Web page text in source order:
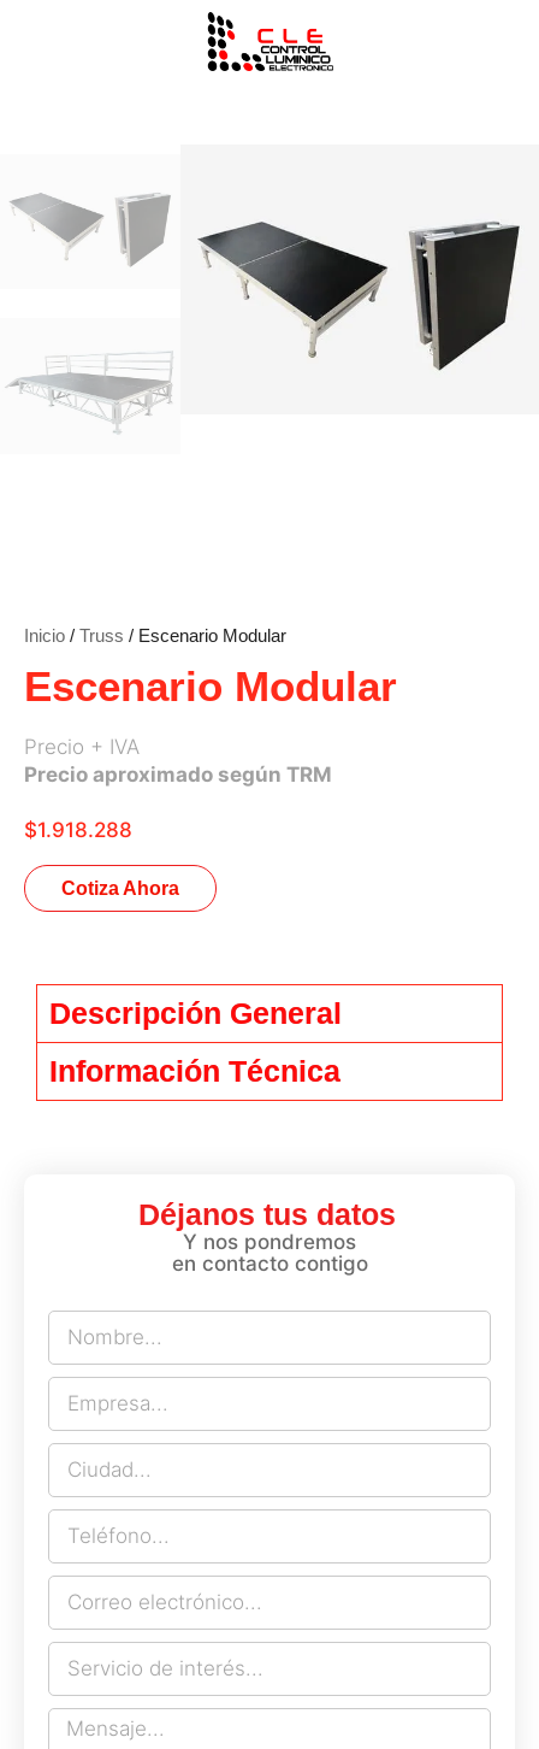
Inicio / Truss / Escenario Modular
Escenario Modular
Precio + IVA
Precio aproximado según TRM
$1.918.288
Cotiza Ahora
Descripción General
Información Técnica
Déjanos tus datos
Y nos pondremos
en contacto contigo